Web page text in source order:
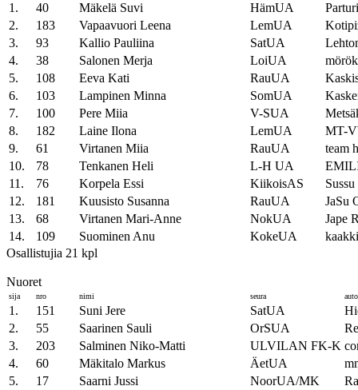
1. 40 Mäkelä Suvi HämUA
2.
183 Vapaavuori Leena LemUA
3.
93 Kallio Pauliina SatUA
4.
38 Salonen Merja LoiUA
5.
108 Eeva Kati RauUA
6.
103 Lampinen Minna SomUA
7.
100 Pere Miia V-SUA
8.
182 Laine Ilona LemUA
MT-
9.
61 Virtanen Miia RauUA
team
10.
78 Tenkanen Heli L-H UA
11.
76 Korpela Essi KiikoisAS
12.
181 Kuusisto Susanna RauUA
JaSu
13.
68 Virtanen Mari-Anne NokUA
Jape
14.
109 Suominen Anu KokeUA
Osallistujia 21 kpl
Nuoret
sija nro nimi seura auto
1. 151 Suni Jere SatUA
2.
55 Saarinen Sauli OrSUA
3.
203 Salminen Niko-Matti ULVILAN FK-K
4.
60 Mäkitalo Markus ÄetUA
5.
17 Saarni Jussi NoorUA/MK